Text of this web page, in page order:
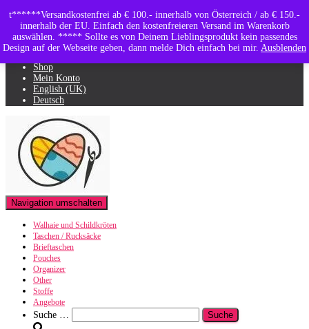
t******Versandkostenfrei ab € 100.- innerhalb von Österreich / ab € 150.-
innerhalb der EU. Einfach den kostenfreieren Versand im Warenkorb
auswählen. ***** Sollte es von Deinem Lieblingsprodukt kein passendes
Design auf der Webseite geben, dann melde Dich einfach bei mir. Ausblenden
Warenkorb
Shop
Mein Konto
English (UK)
Deutsch
Navigation umschalten
Walhaie und Schildkröten
Taschen / Rucksäcke
Brieftaschen
Pouches
Organizer
Other
Stoffe
Angebote
Suche
nach:
Suche …